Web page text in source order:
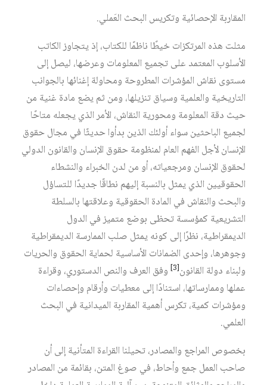
المقاربة الإحصائية وتكريس البحث العَملي.
مثلت هذه المرتكزات خيطًا ناظمًا للكتاب، إذ يتجاوز الكاتب
الأسلوب المعتمد على تجميع المعلومات وعرضها، ليصل إلى
مستوى نقاش المؤشرات المطروحة ومحاولة إغنائها بالجوانب
التاريخية والعلمية وسياق تنزيلها، ومن ثم يضع مادة غنية من
حيث دقة المعلومة ومحورية النقاش، الأمر الذي يجعله متاحًا
لجميع الباحثين سواء أولئك الذين بدأوا حديثًا في مجال حقوق
الإنسان لأجل الفهم العام لمنظومة حقوق الإنسان والقانون الدولي
لحقوق الإنسان ومرجعياته، أو من لدن الخبراء والنشطاء
الحقوقيين الذي يمثل بالنسبة إليهم نطاقًا جديدًا للتساؤل
والبحث والنقاش في المادة الحقوقية وعلاقتها بالسلطة
التشريعية كمؤسسة تحظى بوضع متميز في الدول
الديمقراطية، نظرًا إلى كونه يمثل صلب الممارسة الديمقراطية
وجوهرها، وإحدى الضمانات الأساسية لحماية الحقوق والحريات
ولبناء دولة القانون[3]
وفق العرف والنص الدستوري، وقراءة
عملها وممارساتها، استنادًا إلى معطيات وأرقام وإحصاءات
ومؤشرات كمية، تكرس أهمية المقاربة الميدانية في البحث
العلمي.
بخصوص المراجع والمصادر، تحيلنا القراءة المتأنية إلى أن
صاحب العمل جمع وأحاط، في صوغ المتن، بقائمة من المصادر